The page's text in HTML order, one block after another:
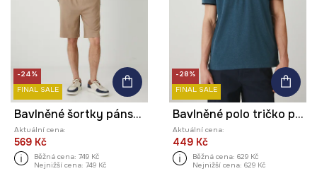
-24%
FINAL SALE
Bavlněné šortky pánské se strukturou béžová barva
Aktuální cena:
569 Kč
Běžná cena: 749 Kč
Nejnižší cena: 749 Kč
-28%
FINAL SALE
Bavlněné polo tričko pánské s elastanem, melanž tyrkysová barva
Aktuální cena:
449 Kč
Běžná cena: 629 Kč
Nejnižší cena: 629 Kč